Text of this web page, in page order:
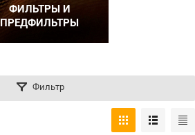
ФИЛЬТРЫ И
ПРЕДФИЛЬТРЫ
Фильтр